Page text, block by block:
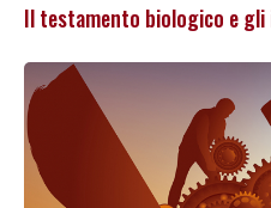
Il testamento biologico e